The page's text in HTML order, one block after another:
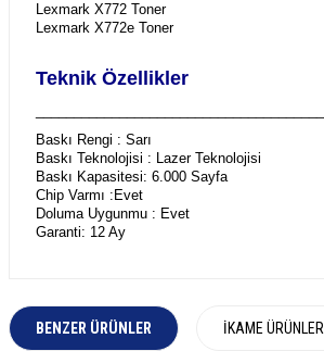
Lexmark X772 Toner
Lexmark X772e Toner
Teknik Özellikler
Baskı Rengi : Sarı
Baskı Teknolojisi : Lazer Teknolojisi
Baskı Kapasitesi: 6.000 Sayfa
Chip Varmı :Evet
Doluma Uygunmu : Evet
Garanti: 12 Ay
BENZER ÜRÜNLER İKAME ÜRÜNLER